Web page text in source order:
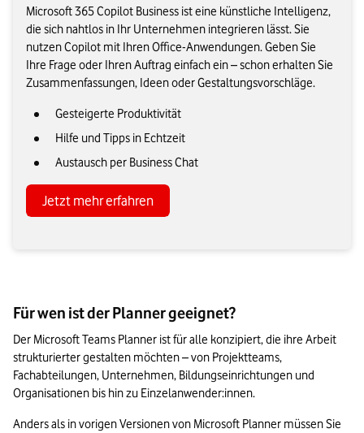
Microsoft 365 Copilot Business ist eine künstliche Intelligenz,
die sich nahtlos in Ihr Unternehmen integrieren lässt. Sie
nutzen Copilot mit Ihren Office-Anwendungen. Geben Sie
Ihre Frage oder Ihren Auftrag einfach ein – schon erhalten Sie
Zusammenfassungen, Ideen oder Gestaltungsvorschläge.
Gesteigerte Produktivität
Hilfe und Tipps in Echtzeit
Austausch per Business Chat
Jetzt mehr erfahren
Für wen ist der Planner geeignet?
Der Microsoft Teams Planner ist für alle konzipiert, die ihre Arbeit
strukturierter gestalten möchten – von Projektteams,
Fachabteilungen, Unternehmen, Bildungseinrichtungen und
Organisationen bis hin zu Einzelanwender:innen.
Anders als in vorigen Versionen von Microsoft Planner müssen Sie